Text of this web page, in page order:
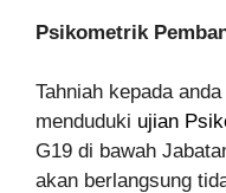
Psikometrik
Tahniah kepada
menduduki ujian
G19 di bawah
akan berlangsung